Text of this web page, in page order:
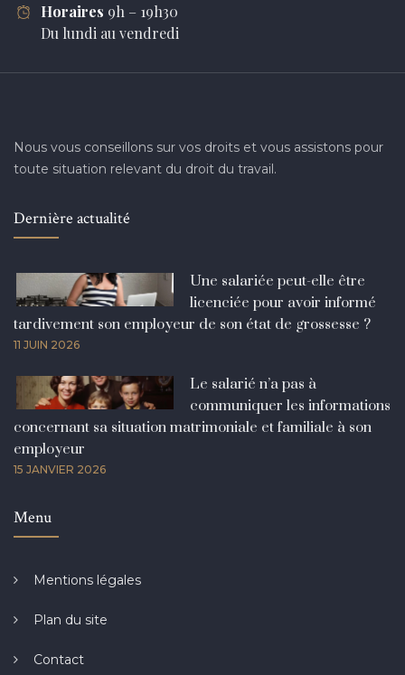
Horaires 9h – 19h30
Du lundi au vendredi
Nous vous conseillons sur vos droits et vous assistons pour
toute situation relevant du droit du travail.
Dernière actualité
Une salariée peut-elle être
licenciée pour avoir informé
tardivement son employeur de son état de grossesse ?
11 JUIN 2026
Le salarié n’a pas à
communiquer les informations
concernant sa situation matrimoniale et familiale à son
employeur
15 JANVIER 2026
Menu
Mentions légales
Plan du site
Contact